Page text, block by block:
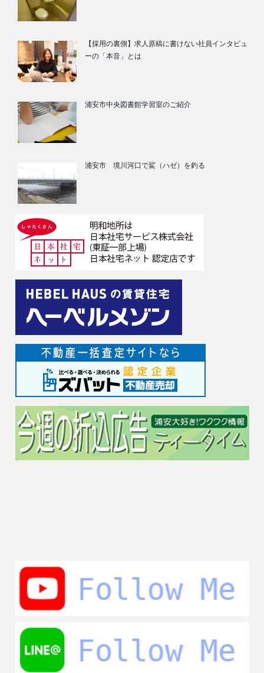
【採用の裏側】求人原稿に書けない社員インタビュ
ーの「本音」とは
浦安市中央図書館学習室のご紹介
浦安市 境川河口で鯊（ハゼ）を釣る